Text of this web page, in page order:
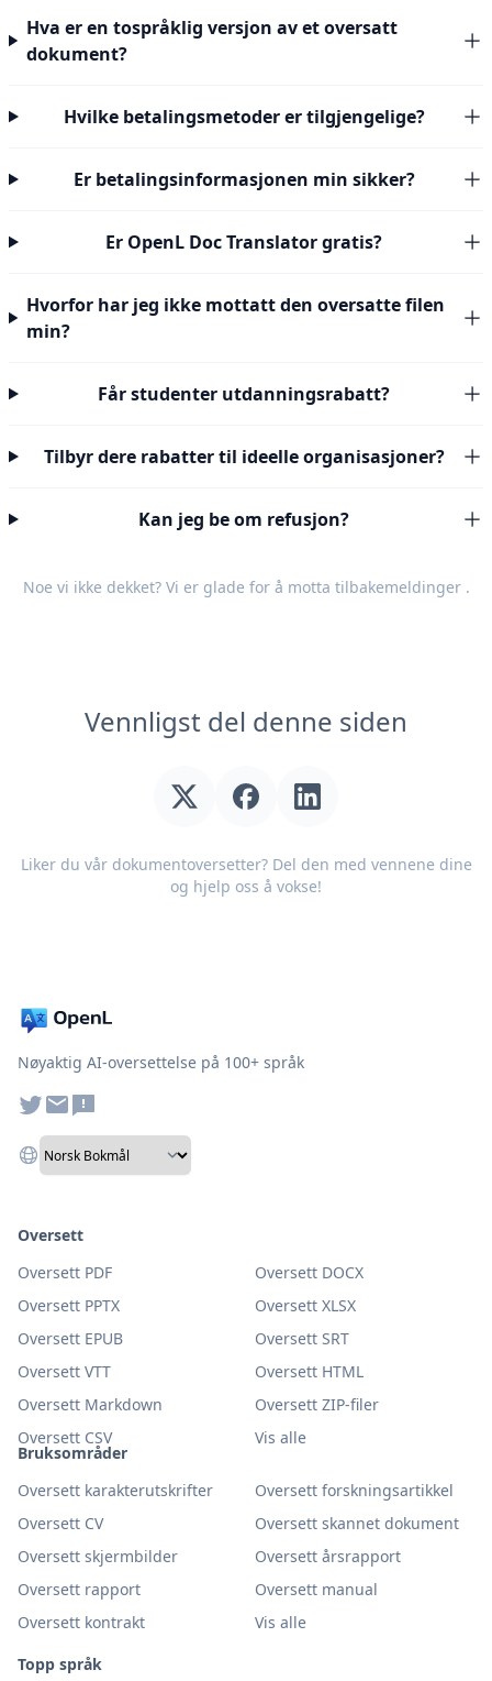
Hva er en tospråklig versjon av et oversatt
dokument?
Hvilke betalingsmetoder er tilgjengelige?
Er betalingsinformasjonen min sikker?
Er OpenL Doc Translator gratis?
Hvorfor har jeg ikke mottatt den oversatte filen
min?
Får studenter utdanningsrabatt?
Tilbyr dere rabatter til ideelle organisasjoner?
Kan jeg be om refusjon?
Noe vi ikke dekket? Vi er glade for å motta tilbakemeldinger.
Vennligst del denne siden
Liker du vår dokumentoversetter? Del den med vennene dine
og hjelp oss å vokse!
Nøyaktig AI-oversettelse på 100+ språk
Bruksområder
Oversett karakterutskrifter
Oversett forskningsartikkel
Oversett CV
Oversett skannet dokument
Oversett skjermbilder
Oversett årsrapport
Oversett rapport
Oversett manual
Oversett kontrakt
Vis alle
Topp språk
Oversett
Oversett PDF
Oversett DOCX
Oversett PPTX
Oversett XLSX
Oversett EPUB
Oversett SRT
Oversett VTT
Oversett HTML
Oversett Markdown
Oversett ZIP-filer
Oversett CSV
Vis alle